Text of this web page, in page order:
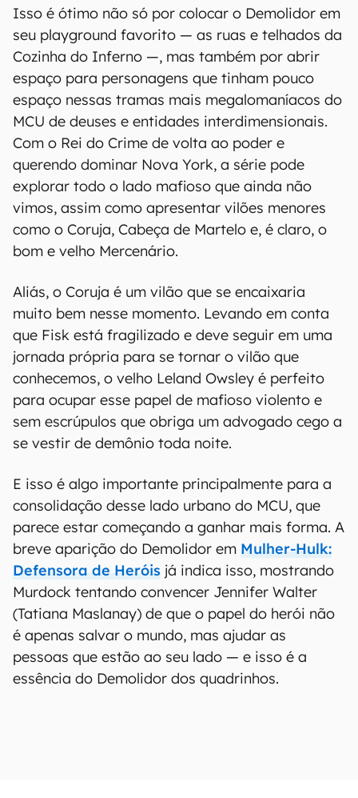
Isso é ótimo não só por colocar o Demolidor em
seu playground favorito — as ruas e telhados da
Cozinha do Inferno —, mas também por abrir
espaço para personagens que tinham pouco
espaço nessas tramas mais megalomaníacos do
MCU de deuses e entidades interdimensionais.
Com o Rei do Crime de volta ao poder e
querendo dominar Nova York, a série pode
explorar todo o lado mafioso que ainda não
vimos, assim como apresentar vilões menores
como o Coruja, Cabeça de Martelo e, é claro, o
bom e velho Mercenário.
Aliás, o Coruja é um vilão que se encaixaria
muito bem nesse momento. Levando em conta
que Fisk está fragilizado e deve seguir em uma
jornada própria para se tornar o vilão que
conhecemos, o velho Leland Owsley é perfeito
para ocupar esse papel de mafioso violento e
sem escrúpulos que obriga um advogado cego a
se vestir de demônio toda noite.
E isso é algo importante principalmente para a
consolidação desse lado urbano do MCU, que
parece estar começando a ganhar mais forma. A
breve aparição do Demolidor em Mulher-Hulk:
Defensora de Heróis já indica isso, mostrando
Murdock tentando convencer Jennifer Walter
(Tatiana Maslanay) de que o papel do herói não
é apenas salvar o mundo, mas ajudar as
pessoas que estão ao seu lado — e isso é a
essência do Demolidor dos quadrinhos.